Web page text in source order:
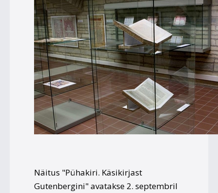
Näitus "Pühakiri. Käsikirjast
Gutenbergini"avatakse 2. septembril